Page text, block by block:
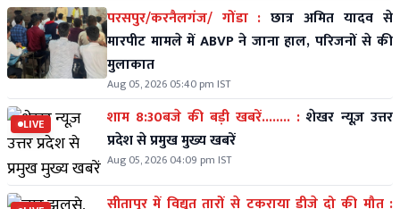
परसपुर/करनैलगंज/ गोंडा : छात्र अमित यादव से
मारपीट मामले में ABVP ने जाना हाल, परिजनों से की
मुलाकात
Aug 05, 2026 05:40 pm IST
LIVE शाम 8:30बजे की बड़ी खबरें........ : शेखर न्यूज़ उत्तर
प्रदेश से प्रमुख मुख्य खबरें
Aug 05, 2026 04:09 pm IST
सीतापुर में विद्युत तारों से टकराया डीजे दो की मौत :